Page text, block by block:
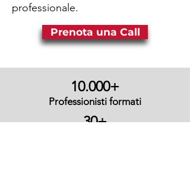
professionale.
Prenota una Call
10.000+
Professionisti formati
30+